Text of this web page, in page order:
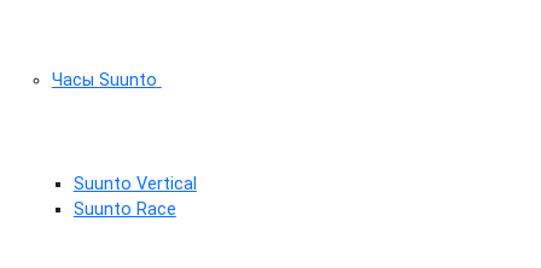
Часы Suunto
Suunto Vertical
Suunto Race